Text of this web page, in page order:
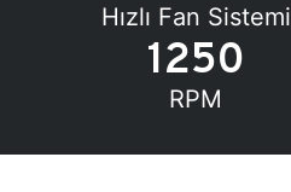
Hızlı Fan Sistemi
1250
RPM